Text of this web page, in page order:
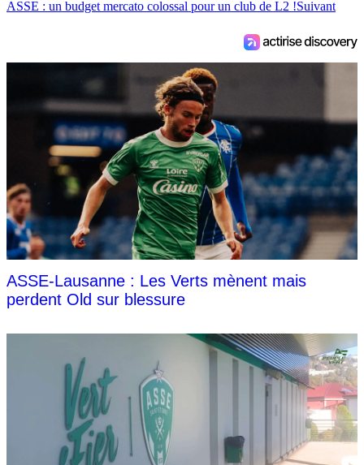
ASSE : un budget mercato colossal pour un club de L2 !Suivant
ASSE-Lausanne : Les Verts mènent mais
perdent Old sur blessure